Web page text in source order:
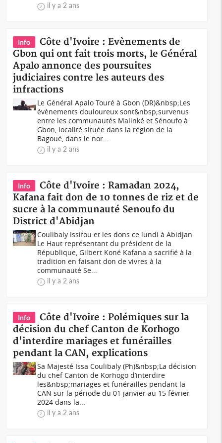
il y a 2 ans
Info
Côte d'Ivoire : Evènements de
Gbon qui ont fait trois morts, le Général
Apalo annonce des poursuites
judiciaires contre les auteurs des
infractions
Le Général Apalo Touré à Gbon (DR)&nbsp;Les
évènements douloureux sont&nbsp;survenus
entre les communautés Malinké et Sénoufo à
Gbon, localité située dans la région de la
Bagoué, dans le nor...
il y a 2 ans
Info
Côte d'Ivoire : Ramadan 2024,
Kafana fait don de 10 tonnes de riz et de
sucre à la communauté Senoufo du
District d'Abidjan
Coulibaly Issifou et les dons ce lundi à Abidjan
Le Haut représentant du président de la
République, Gilbert Koné Kafana a sacrifié à la
tradition en faisant don de vivres à la
communauté Se...
il y a 2 ans
Info
Côte d'Ivoire : Polémiques sur la
décision du chef Canton de Korhogo
d'interdire mariages et funérailles
pendant la CAN, explications
Sa Majesté Issa Coulibaly (Ph)&nbsp;La décision
du chef Canton de Korhogo d’interdire
les&nbsp;mariages et funérailles pendant la
CAN sur la période du 01 janvier au 15 février
2024 dans la...
il y a 2 ans